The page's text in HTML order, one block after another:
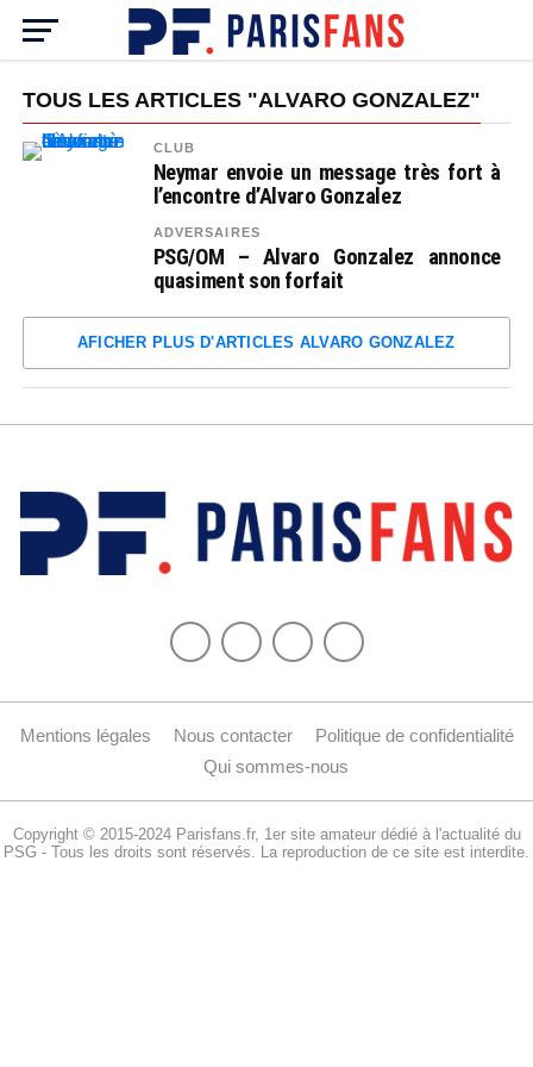
TOUS LES ARTICLES "ALVARO GONZALEZ"
CLUB
Neymar envoie un message très fort à
l’encontre d’Alvaro Gonzalez
ADVERSAIRES
PSG/OM – Alvaro Gonzalez annonce
quasiment son forfait
AFICHER PLUS D'ARTICLES ALVARO GONZALEZ
Mentions légales Nous contacter
Politique de confidentialité
Qui sommes-nous
Copyright © 2015-2024 Parisfans.fr, 1er site amateur dédié à l'actualité du
PSG - Tous les droits sont réservés. La reproduction de ce site est interdite.